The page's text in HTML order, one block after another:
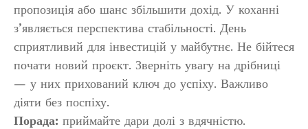
пропозиція або шанс збільшити дохід. У коханні
з’являється перспектива стабільності. День
сприятливий для інвестицій у майбутнє. Не бійтеся
почати новий проєкт. Зверніть увагу на дрібниці
— у них прихований ключ до успіху. Важливо
діяти без поспіху.
Порада: приймайте дари долі з вдячністю.